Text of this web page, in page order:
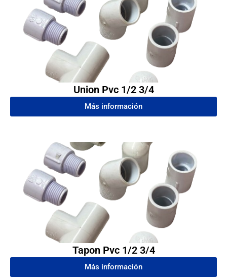
Union Pvc 1/2 3/4
Más información
Tapon Pvc 1/2 3/4
Más información